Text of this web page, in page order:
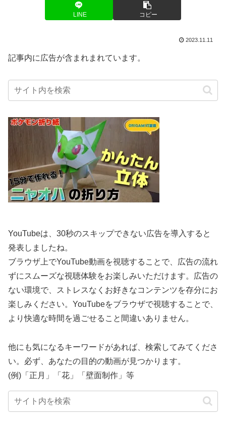
LINE コピー
2023.11.11
記事内に広告が含まれまれています。
YouTubeは、30秒のスキップできない広告を導入すると
発表しましたね。
ブラウザ上でYouTube動画を視聴することで、広告の流れ
ずにスムーズな視聴体験をお楽しみいただけます。広告の
ない環境で、ストレスなくお好きなコンテンツを存分にお
楽しみください。YouTubeをブラウザで視聴することで、
より快適な時間を過ごせること間違いありません。
他にも気になるキーワードがあれば、検索してみてくださ
い。必ず、あなたの目的の動画が見つかります。
(例)「正月」「花」「壁面制作」等